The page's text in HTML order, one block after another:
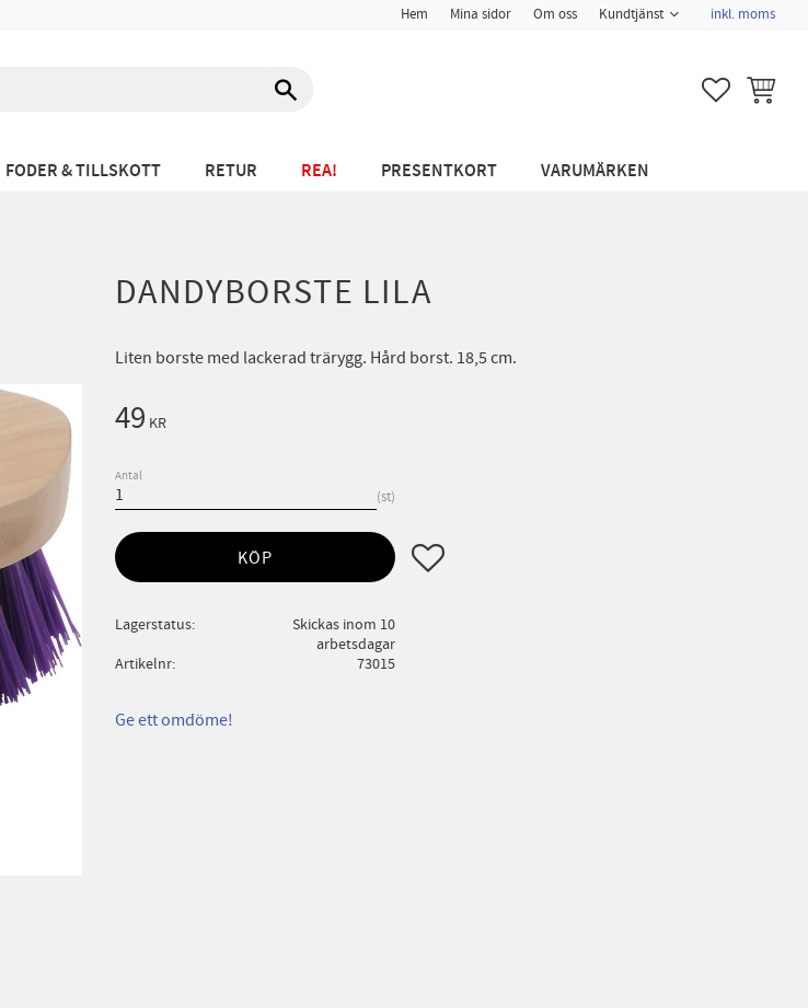
Hem Mina sidor Om oss Kundtjänst inkl. moms
FAVORITER
FODER & TILLSKOTT RETUR REA! PRESENTKORT VARUMÄRKEN
DANDYBORSTE LILA
Liten borste med lackerad trärygg. Hård borst. 18,5 cm.
49 KR
Antal
st
KÖP Lägg till i favoriter
Lagerstatus
Skickas inom 10
arbetsdagar
Artikelnr
73015
Ge ett omdöme!